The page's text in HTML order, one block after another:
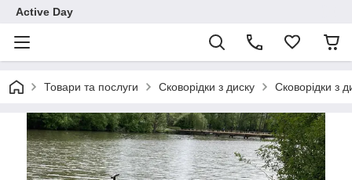
Active Day
Товари та послуги Сковорідки з диску Сковорідки з